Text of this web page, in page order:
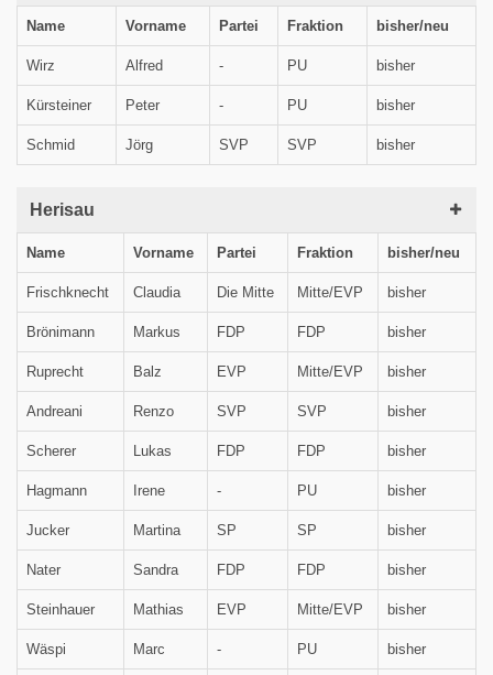
Name Vorname Partei Fraktion bisher/neu
Wirz Alfred - PU bisher
Kürsteiner Peter - PU bisher
Schmid Jörg SVP SVP bisher
Herisau
Name Vorname Partei Fraktion bisher/neu
Frischknecht Claudia Die Mitte Mitte/EVP bisher
Brönimann Markus FDP FDP bisher
Ruprecht Balz EVP Mitte/EVP bisher
Andreani Renzo SVP SVP bisher
Scherer Lukas FDP FDP bisher
Hagmann Irene - PU bisher
Jucker Martina SP SP bisher
Nater Sandra FDP FDP bisher
Steinhauer Mathias EVP Mitte/EVP bisher
Wäspi Marc - PU bisher